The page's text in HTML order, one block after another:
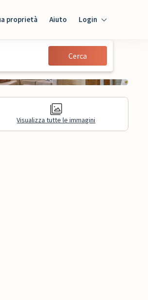
proprietà Aiuto Login
Ospiti
Cerca
Visualizza tutte le immagini